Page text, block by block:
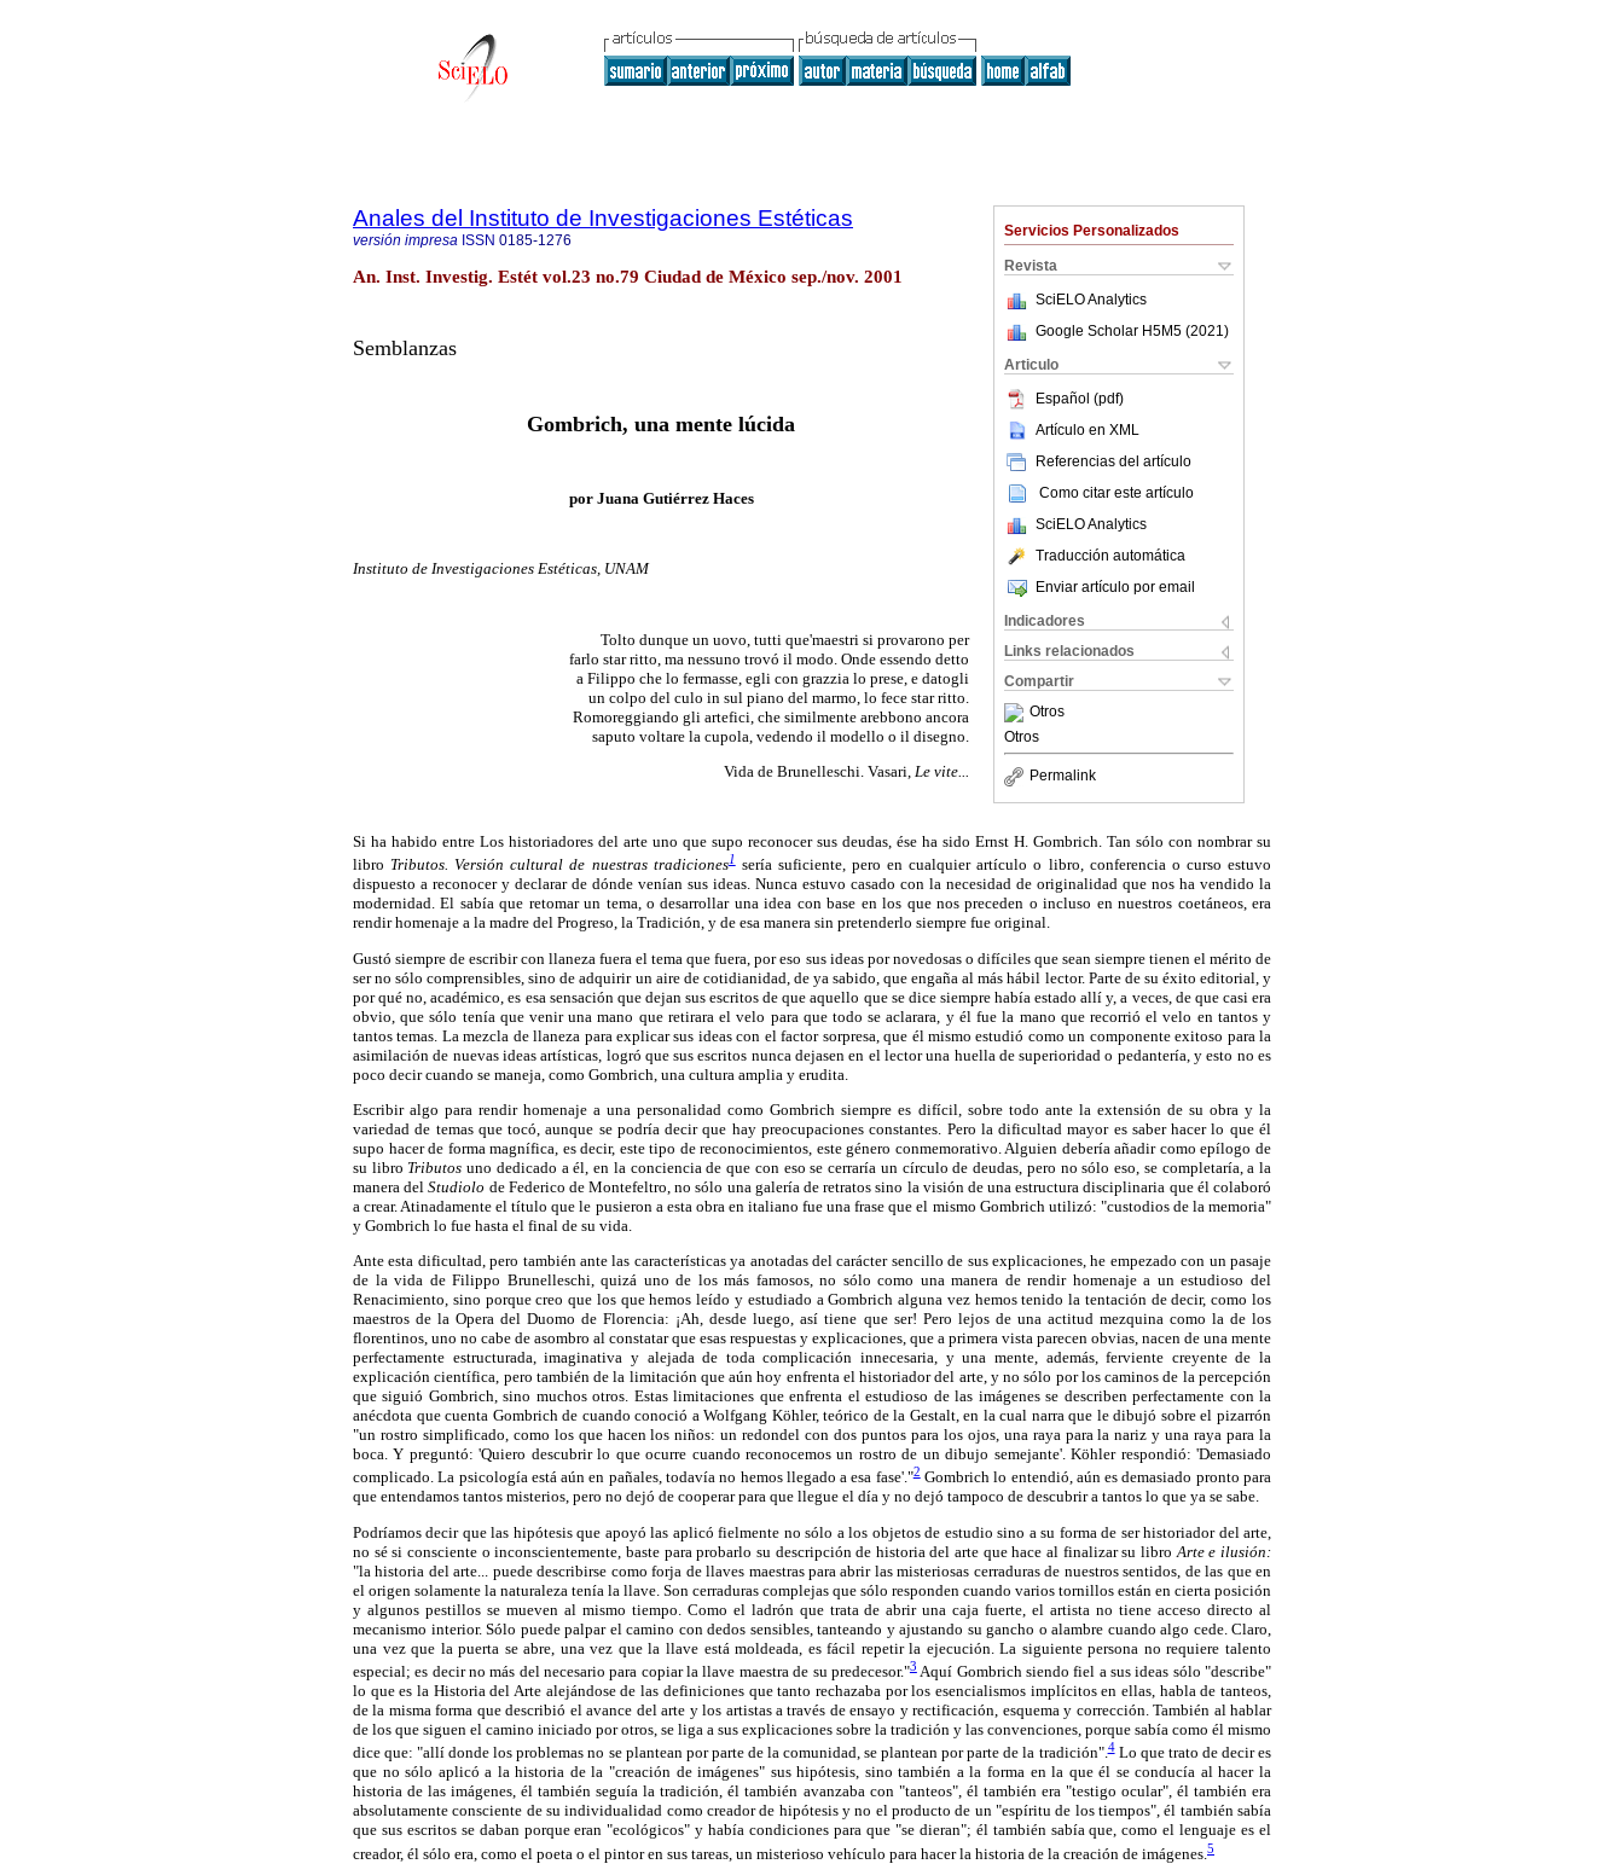
Servicios Personalizados
Revista
SciELO Analytics
Google Scholar H5M5 (2021 )
Articulo
Español (pdf)
Artículo en XML
Referencias del artículo
Como citar este artículo
SciELO Analytics
Traducción automática
Enviar artículo por email
Indicadores
Links relacionados
Compartir
Otros
Otros
Permalink
Anales del Instituto de Investigaciones Estéticas
versión impresa ISSN 0185-1276
An. Inst. Investig. Estét vol.23 no.79 Ciudad de México sep./nov. 2001
Semblanzas
Gombrich, una mente lúcida
por Juana Gutiérrez Haces
Instituto de Investigaciones Estéticas, UNAM
Tolto dunque un uovo, tutti que'maestri si provarono per
farlo star ritto, ma nessuno trovó il modo. Onde essendo detto
a Filippo che lo fermasse, egli con grazzia lo prese, e datogli
un colpo del culo in sul piano del marmo, lo fece star ritto.
Romoreggiando gli artefici, che similmente arebbono ancora
saputo voltare la cupola, vedendo il modello o il disegno.
Vida de Brunelleschi. Vasari, Le vite...
Si ha habido entre Los historiadores del arte uno que supo reconocer sus deudas, ése ha sido Ernst H. Gombrich. Tan sólo con nombrar su
libro Tributos. Versión cultural de nuestras tradiciones1sería suficiente, pero en cualquier artículo o libro, conferencia o curso estuvo
dispuesto a reconocer y declarar de dónde venían sus ideas. Nunca estuvo casado con la necesidad de originalidad que nos ha vendido la
modernidad. El sabía que retomar un tema, o desarrollar una idea con base en los que nos preceden o incluso en nuestros coetáneos, era
rendir homenaje a la madre del Progreso, la Tradición, y de esa manera sin pretenderlo siempre fue original.
Gustó siempre de escribir con llaneza fuera el tema que fuera, por eso sus ideas por novedosas o difíciles que sean siempre tienen el mérito de
ser no sólo comprensibles, sino de adquirir un aire de cotidianidad, de ya sabido, que engaña al más hábil lector. Parte de su éxito editorial, y
por qué no, académico, es esa sensación que dejan sus escritos de que aquello que se dice siempre había estado allí y, a veces, de que casi era
obvio, que sólo tenía que venir una mano que retirara el velo para que todo se aclarara, y él fue la mano que recorrió el velo en tantos y
tantos temas. La mezcla de llaneza para explicar sus ideas con el factor sorpresa, que él mismo estudió como un componente exitoso para la
asimilación de nuevas ideas artísticas, logró que sus escritos nunca dejasen en el lector una huella de superioridad o pedantería, y esto no es
poco decir cuando se maneja, como Gombrich, una cultura amplia y erudita.
Escribir algo para rendir homenaje a una personalidad como Gombrich siempre es difícil, sobre todo ante la extensión de su obra y la
variedad de temas que tocó, aunque se podría decir que hay preocupaciones constantes. Pero la dificultad mayor es saber hacer lo que él
supo hacer de forma magnífica, es decir, este tipo de reconocimientos, este género conmemorativo. Alguien debería añadir como epílogo de
su libro Tributos uno dedicado a él, en la conciencia de que con eso se cerraría un círculo de deudas, pero no sólo eso, se completaría, a la
manera delStudiolo de Federico de Montefeltro, no sólo una galería de retratos sino la visión de una estructura disciplinaria que él colaboró
a crear. Atinadamente el título que le pusieron a esta obra en italiano fue una frase que el mismo Gombrich utilizó: "custodios de la memoria"
y Gombrich lo fue hasta el final de su vida.
Ante esta dificultad, pero también ante las características ya anotadas del carácter sencillo de sus explicaciones, he empezado con un pasaje
de la vida de Filippo Brunelleschi, quizá uno de los más famosos, no sólo como una manera de rendir homenaje a un estudioso del
Renacimiento, sino porque creo que los que hemos leído y estudiado a Gombrich alguna vez hemos tenido la tentación de decir, como los
maestros de la Opera del Duomo de Florencia: ¡Ah, desde luego, así tiene que ser! Pero lejos de una actitud mezquina como la de los
florentinos, uno no cabe de asombro al constatar que esas respuestas y explicaciones, que a primera vista parecen obvias, nacen de una mente
perfectamente estructurada, imaginativa y alejada de toda complicación innecesaria, y una mente, además, ferviente creyente de la
explicación científica, pero también de la limitación que aún hoy enfrenta el historiador del arte, y no sólo por los caminos de la percepción
que siguió Gombrich, sino muchos otros. Estas limitaciones que enfrenta el estudioso de las imágenes se describen perfectamente con la
anécdota que cuenta Gombrich de cuando conoció a Wolfgang Köhler, teórico de la Gestalt, en la cual narra que le dibujó sobre el pizarrón
"un rostro simplificado, como los que hacen los niños: un redondel con dos puntos para los ojos, una raya para la nariz y una raya para la
boca. Y preguntó: 'Quiero descubrir lo que ocurre cuando reconocemos un rostro de un dibujo semejante'. Köhler respondió: 'Demasiado
complicado. La psicología está aún en pañales, todavía no hemos llegado a esa fase'."2Gombrich lo entendió, aún es demasiado pronto para
que entendamos tantos misterios, pero no dejó de cooperar para que llegue el día y no dejó tampoco de descubrir a tantos lo que ya se sabe.
Podríamos decir que las hipótesis que apoyó las aplicó fielmente no sólo a los objetos de estudio sino a su forma de ser historiador del arte,
no sé si consciente o inconscientemente, baste para probarlo su descripción de historia del arte que hace al finalizar su libro Arte e ilusión:
"la historia del arte... puede describirse como forja de llaves maestras para abrir las misteriosas cerraduras de nuestros sentidos, de las que en
el origen solamente la naturaleza tenía la llave. Son cerraduras complejas que sólo responden cuando varios tornillos están en cierta posición
y algunos pestillos se mueven al mismo tiempo. Como el ladrón que trata de abrir una caja fuerte, el artista no tiene acceso directo al
mecanismo interior. Sólo puede palpar el camino con dedos sensibles, tanteando y ajustando su gancho o alambre cuando algo cede. Claro,
una vez que la puerta se abre, una vez que la llave está moldeada, es fácil repetir la ejecución. La siguiente persona no requiere talento
especial; es decir no más del necesario para copiar la llave maestra de su predecesor."3Aquí Gombrich siendo fiel a sus ideas sólo "describe"
lo que es la Historia del Arte alejándose de las definiciones que tanto rechazaba por los esencialismos implícitos en ellas, habla de tanteos,
de la misma forma que describió el avance del arte y los artistas a través de ensayo y rectificación, esquema y corrección. También al hablar
de los que siguen el camino iniciado por otros, se liga a sus explicaciones sobre la tradición y las convenciones, porque sabía como él mismo
dice que: "allí donde los problemas no se plantean por parte de la comunidad, se plantean por parte de la tradición".4Lo que trato de decir es
que no sólo aplicó a la historia de la "creación de imágenes" sus hipótesis, sino también a la forma en la que él se conducía al hacer la
historia de las imágenes, él también seguía la tradición, él también avanzaba con "tanteos", él también era "testigo ocular", él también era
absolutamente consciente de su individualidad como creador de hipótesis y no el producto de un "espíritu de los tiempos", él también sabía
que sus escritos se daban porque eran "ecológicos" y había condiciones para que "se dieran"; él también sabía que, como el lenguaje es el
creador, él sólo era, como el poeta o el pintor en sus tareas, un misterioso vehículo para hacer la historia de la creación de imágenes. 5